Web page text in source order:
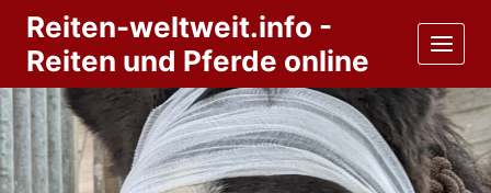
Zum
Inhalt
springen
Reiten-weltweit.info -
Reiten und Pferde online